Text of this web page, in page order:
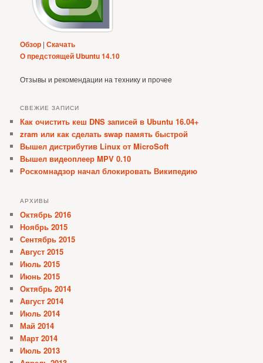
Обзор |Скачать
О предстоящей Ubuntu 14.10
Отзывы и рекомендации на технику и прочее
СВЕЖИЕ ЗАПИСИ
Как очистить кеш DNS записей в Ubuntu 16.04+
zram или как сделать swap память быстрой
Вышел дистрибутив Linux от MicroSoft
Вышел видеоплеер MPV 0.10
Роскомнадзор начал блокировать Википедию
АРХИВЫ
Октябрь 2016
Ноябрь 2015
Сентябрь 2015
Август 2015
Июль 2015
Июнь 2015
Октябрь 2014
Август 2014
Июль 2014
Май 2014
Март 2014
Июль 2013